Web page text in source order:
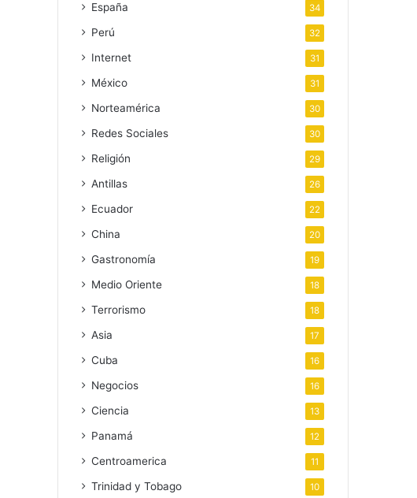
España 34
Perú 32
Internet 31
México 31
Norteamérica 30
Redes Sociales 30
Religión 29
Antillas 26
Ecuador 22
China 20
Gastronomía 19
Medio Oriente 18
Terrorismo 18
Asia 17
Cuba 16
Negocios 16
Ciencia 13
Panamá 12
Centroamerica 11
Trinidad y Tobago 10